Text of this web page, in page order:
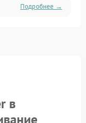
Подробнее →
в